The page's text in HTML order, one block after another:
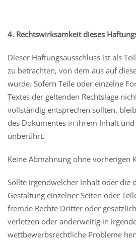
4. Rechtswirksamkeit dieses
Dieser Haftungsausschluss ist als
zu betrachten, von dem aus auf
wurde. Sofern Teile oder einzelne
Textes der geltenden Rechtslage
vollständig entsprechen sollten,
des Dokumentes in ihrem Inhalt
unberührt.
Keine Abmahnung ohne vorherigen
Sollte irgendwelcher Inhalt oder die
Gestaltung einzelner Seiten oder
fremde Rechte Dritter oder
verletzen oder anderweitig in
wettbewerbsrechtliche Probleme